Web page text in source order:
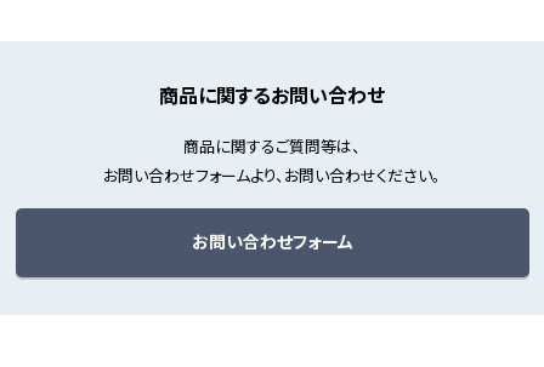
商品に関するお問い合わせ
商品に関するご質問等は、
お問い合わせフォームより、お問い合わせください。
お問い合わせフォーム